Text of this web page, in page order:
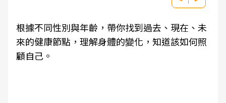
根據不同性別與年齡，帶你找到過去、現在、未
來的健康節點，理解身體的變化，知道該如何照
顧自己。